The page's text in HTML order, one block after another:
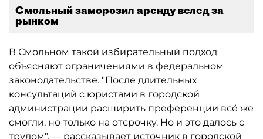
Смольный заморозил аренду вслед за
рынком
В Смольном такой избирательный подход
объясняют ограничениями в федеральном
законодательстве. "После длительных
консультаций с юристами в городской
администрации расширить преференции всё же
смогли, но только на отсрочку. Но и это далось с
трудом", — рассказывает источник в городской